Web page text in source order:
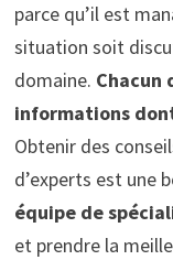
parce qu’il est
situation soit
domaine. Chacun
informations
Obtenir des
d’experts est une
équipe de
et prendre la